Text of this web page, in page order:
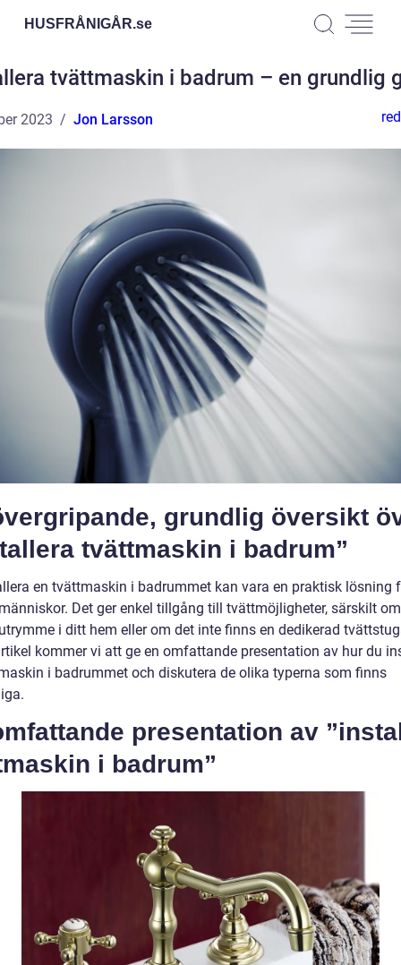
HUSFRÅNIGÅR.se
tvättmaskin i badrum – en grundlig
2023 Jon Larsson
grundlig översikt
tvättmaskin i badrum”
en tvättmaskin i badrummet kan vara en praktisk lösning
Det ger enkel tillgång till tvättmöjligheter, särskilt
i ditt hem eller om det inte finns en dedikerad
kommer vi att ge en omfattande presentation av hur du
i badrummet och diskutera de olika typerna som finns
presentation av
i badrum”